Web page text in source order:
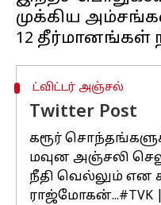
முக்கிய
ட்விட்டர் அஞ்சல்
Twitter Post
கரூர்
மவுன அஞ்சலி
நீதி வெல்லும் என
ராஜ்மோகன்...#TVK